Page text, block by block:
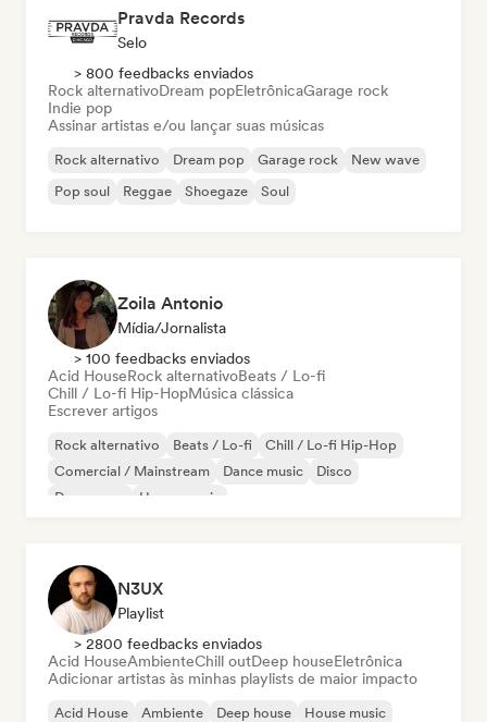
Pravda Records
Selo
> 800 feedbacks enviados
Rock alternativoDream popEletrônicaGarage rock
Indie pop
Assinar artistas e/ou lançar suas músicas
Rock alternativo Dream pop Garage rock
New wave
Pop soul
Reggae Shoegaze Soul
Zoila Antonio
Mídia/Jornalista
> 100 feedbacks enviados
Acid HouseRock alternativoBeats / Lo-fi
Chill / Lo-fi Hip-HopMúsica clássica
Escrever artigos
Rock alternativo Beats / Lo-fi
Chill / Lo-fi Hip-Hop
Comercial / Mainstream
Dance music
Disco
Dream pop
House music
N3UX
Playlist
> 2800 feedbacks enviados
Acid HouseAmbienteChill outDeep houseEletrônica
Adicionar artistas às minhas playlists de maior impacto
Acid House Ambiente Deep house
House music